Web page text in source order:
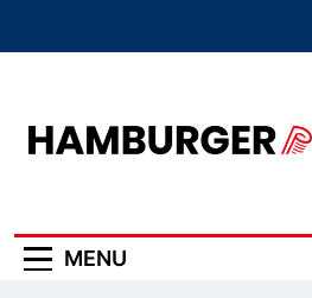
MENU